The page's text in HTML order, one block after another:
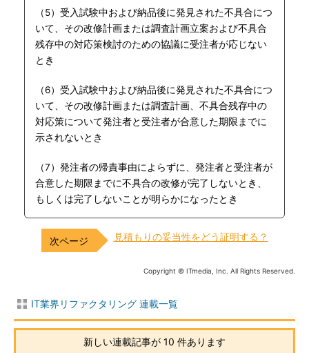
（5）受入試験中および納品後に発見された不具合につ
いて、その改修計画または調査計画立案および不具合
残存中の対応策検討のための協議に受注者が応じない
とき
（6）受入試験中および納品後に発見された不具合につ
いて、その改修計画または調査計画、不具合残存中の
対応策について発注者と受注者が合意した期限までに
示されないとき
（7）発注者の帰責事由によらずに、発注者と受注者が
合意した期限までに不具合の改修が完了しないとき、
もしくは完了しないことが明らかになったとき
見積もりの妥当性をどう証明する？
Copyright © ITmedia, Inc. All Rights Reserved.
IT業界リファクタリング 連載一覧
新しい連載記事が 10 件あります